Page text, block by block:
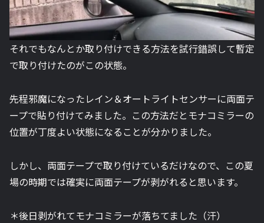
それでもなんとか取り付けできる方法を試行錯誤して暫定
で取り付けたのがこの状態。
先程邪魔になったレイン＆オートライトセンサーに両面テ
ープで貼り付けてみました。この方法だとモナコミラーの
位置が丁度よい状態になることが分かりました。
しかし、両面テープで取り付けているだけなので、この夏
場の時期では確実に両面テープが剥がれると思います。
＊後日剥がれてモナコミラーが落ちてました（汗）